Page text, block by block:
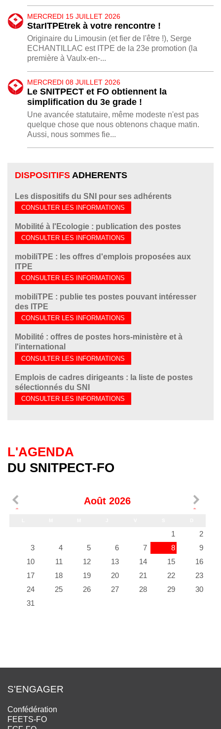
MERCREDI 15 JUILLET 2026
StarITPEtrek à votre rencontre !
Originaire du Limousin (et fier de l'être !), Serge
ECHANTILLAC est ITPE de la 23e promotion (la
première à Vaulx-en-...
MERCREDI 08 JUILLET 2026
Le SNITPECT et FO obtiennent la
simplification du 3e grade !
Une avancée statutaire, même modeste n'est pas
quelque chose que nous obtenons chaque matin.
Aussi, nous sommes fie...
DISPOSITIFS ADHERENTS
Les dispositifs du SNI pour ses adhérents
CONSULTER LES INFORMATIONS
Mobilité à l'Ecologie : publication des postes
CONSULTER LES INFORMATIONS
mobiliTPE : les offres d'emplois proposées aux
ITPE
CONSULTER LES INFORMATIONS
mobiliTPE : publie tes postes pouvant intéresser
des ITPE
CONSULTER LES INFORMATIONS
Mobilité : offres de postes hors-ministère et à
l'international
CONSULTER LES INFORMATIONS
Emplois de cadres dirigeants : la liste de postes
sélectionnés du SNI
CONSULTER LES INFORMATIONS
L'AGENDA
DU SNITPECT-FO
Août 2026
1
2
3
4 5 6 7 8
9
10
11 12 13 14 15
16
17
18 19 20 21 22
23
24
25 26 27 28 29
30
31
S'ENGAGER
Confédération
FEETS-FO